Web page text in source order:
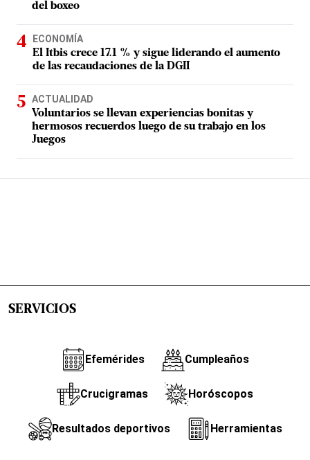
del boxeo
ECONOMÍA
El Itbis crece 17.1 % y sigue liderando el aumento
de las recaudaciones de la DGII
ACTUALIDAD
Voluntarios se llevan experiencias bonitas y
hermosos recuerdos luego de su trabajo en los
Juegos
SERVICIOS
Efemérides Cumpleaños
Crucigramas Horóscopos
Resultados deportivos Herramientas